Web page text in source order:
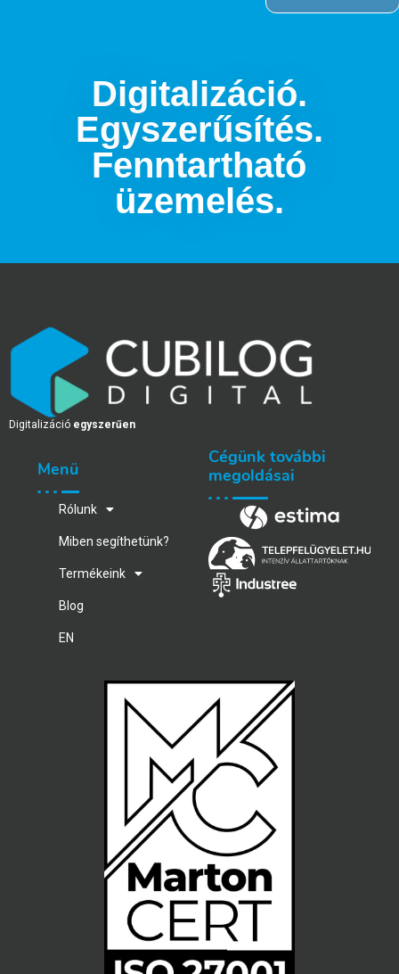
Digitalizáció.
Egyszerűsítés.
Fenntartható
üzemelés.
Digitalizáció egyszerűen
Menü
Rólunk
Miben segíthetünk?
Termékeink
Blog
EN
Cégünk további
megoldásai